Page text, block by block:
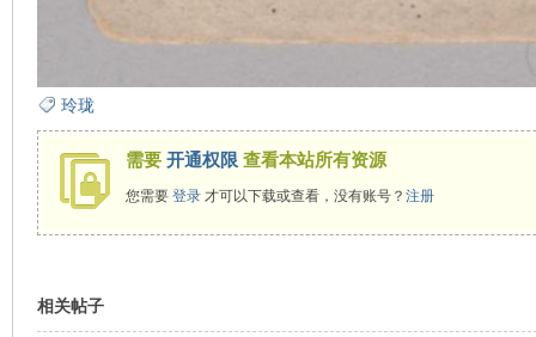
玲珑
需要 开通权限 查看本站所有资源
您需要 登录才可以下载或查看，没有账号？ 注册
相关帖子